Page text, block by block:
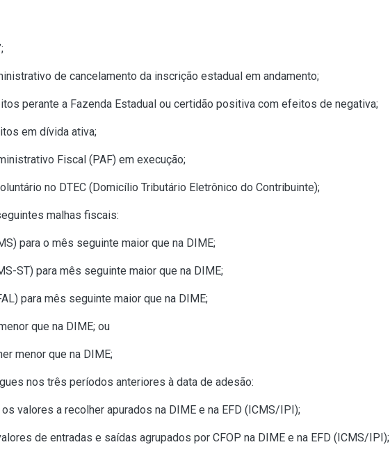
de cancelamento da inscrição estadual em andamento;
perante a Fazenda Estadual ou certidão positiva com efeitos de negativa;
em dívida ativa;
Fiscal (PAF) em execução;
no DTEC (Domicílio Tributário Eletrônico do Contribuinte);
malhas fiscais:
para o mês seguinte maior que na DIME;
ST) para mês seguinte maior que na DIME;
para mês seguinte maior que na DIME;
que na DIME; ou
menor que na DIME;
nos três períodos anteriores à data de adesão:
valores a recolher apurados na DIME e na EFD (ICMS/IPI);
de entradas e saídas agrupados por CFOP na DIME e na EFD (ICMS/IPI);